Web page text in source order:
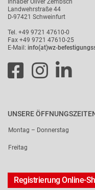
Landwehrstraße 44
D-97421 Schweinfurt
Tel. +49 9721 47610-0
Fax +49 9721 47610-25
E-Mail: info(at)wz-
UNSERE
Montag – Donnerstag
Freitag
Registrierung Online-